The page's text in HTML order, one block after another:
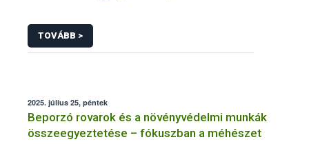
TOVÁBB >
2025. július 25, péntek
Beporzó rovarok és a növényvédelmi munkák
összeegyeztetése – fókuszban a méhészet